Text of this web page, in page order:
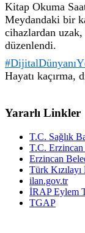
Kitap Okuma
Meydandaki bir
cihazlardan
düzenlendi.
Hayatı kaçırma,
Yararlı Linkler
T.C. Sağlık
T.C.
Erzincan
Türk Kızılayı
ilan.gov.tr
İRAP Eylem
TGAP